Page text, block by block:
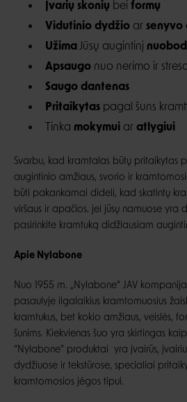
Įvarių skonių bei formų
Vidutinio dydžio ar senyvo
UžimaJūsų augintinį
Apsaugo nuo nerimo ir
Saugo dantenas
Pritaikytas pagal šuns
Tinka mokymui ar atlygiui
Svarbu, kad kramtalas būtų pritaikytas
augintinio amžiaus, svorio ir
būti pakankamai dideli, kad skatintų
viršaus ir apačios. jei jūsų namuose yra
pasirinkite kramtuką didžiausiam
Apie Nylabone
Nuo 1955 m. „Nylabone“ JAV
pasaulyje ilgalaikius kramtomuosius
kramtukus, bet kokio amžiaus, veislės,
šunims. Kiekvienas šuo yra skirtingas
“Nylabone” produktai yra įvairūs,
dydžiuose ir tekstūrose, specialiai
kramtomosios jėgos tipui.